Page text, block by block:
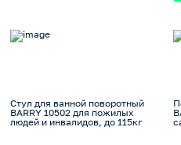
Стул для ванной поворотный
BARRY 10502 для пожилых
людей и инвалидов, до 115кг